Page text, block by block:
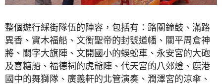
整個遊行綵街隊伍的陣容，包括有：路關鐘鼓、滿路
異香、實木福船、文衡聖帝的封號道幡、關平周倉神
將、關字大旗陣、文開國小的蜈蚣車、永安宮的大砲
及喜糖船、福德祠的虎爺陣、代天宮的八郊燈、鹿港
國中的舞獅隊、廣義軒的北管演奏、潤澤宮的涼傘、